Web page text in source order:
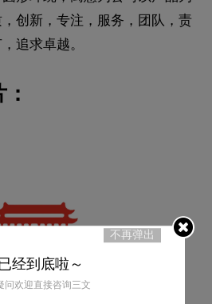
创新，专注，服务，团队，责
追求卓越。
不再弹出
经到底啦～
问欢迎直接咨询三文